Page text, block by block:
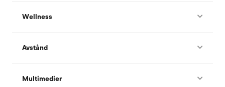
Wellness
Avstånd
Multimedier